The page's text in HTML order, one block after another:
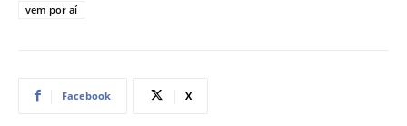
vem por aí
Facebook X